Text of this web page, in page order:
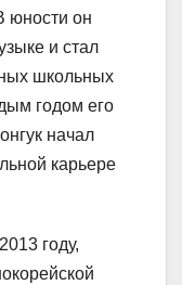
юности он
и стал
школьных
годом его
начал
карьере
году,